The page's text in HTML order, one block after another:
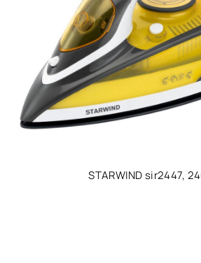
STARWIND sir2447,